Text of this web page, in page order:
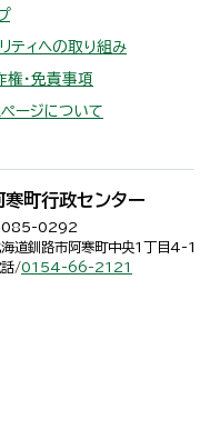
ティへの取り組み
権・免責事項
ージについて
寒町行政センター
085-0292
道釧路市阿寒町中央1丁目4-1
話/0154-66-2121